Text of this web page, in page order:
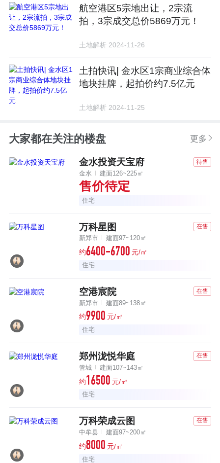
航空港区5宗地出让，2宗流
拍，3宗成交总价5869万元！
土地解析 2024-11-26
土拍快讯| 金水区1宗商业综合体
地块挂牌，起拍价约7.5亿元
土地解析 2024-11-25
大家都在关注的楼盘 更多
金水投资天宝府 待售
金水 建面126~225㎡
售价待定
住宅
万科星图 在售
新郑市 建面97~120㎡
约6400-6700 元/㎡
住宅
空港宸院 在售
新郑市 建面89~138㎡
约9900 元/㎡
住宅
郑州泷悦华庭 在售
管城 建面107~143㎡
约16500 元/㎡
住宅
万科荣成云图 在售
中牟县 建面97~200㎡
约8000 元/㎡
住宅